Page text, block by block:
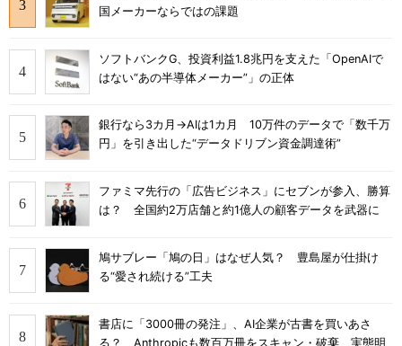
国メーカーならではの課題
ソフトバンクG、投資利益1.8兆円を支えた「OpenAIで
はない“あの半導体メーカー”」の正体
銀行なら3カ月→AIは1カ月 10万件のデータで「数千万
円」を引き出した“データドリブン資金調達術”
ファミマ先行の「広告ビジネス」にセブンが参入、勝算
は？ 全国約2万店舗と約1億人の顧客データを武器に
鳩サブレー「鳩の日」はなぜ人気？ 豊島屋が仕掛け
る“愛され続ける”工夫
書店に「3000冊の発注」、AI企業が古書を買いあさ
る？ Anthropicも数百万冊をスキャン・破棄 実態明